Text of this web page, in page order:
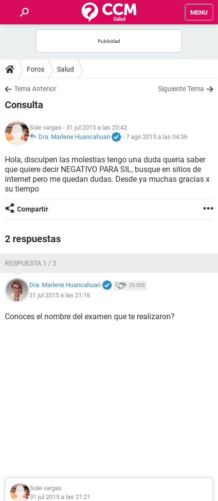
MENU
FOROS
SALUD
NUTRICIÓN
BIENESTAR
SEXUALIDAD
GLOSARIO
Foros Salud
Tema Anterior Siguiente Tema
Consulta
Sole vargas - 31 jul 2015 a las 20:42
Dra. Marlene Huancahuari
- 7 ago 2015 a las 04:36
Hola, disculpen las molestias tengo una duda queria saber
que quiere decir NEGATIVO PARA SIL, busque en sitios de
internet pero me quedan dudas. Desde ya muchas gracias x
su tiempo
Compartir
2 respuestas
RESPUESTA 1 / 2
Dra. Marlene Huancahuari 29.005
31 jul 2015 a las 21:18
Conoces el nombre del examen que te realizaron?
Sole vargas
31 jul 2015 a las 21:21